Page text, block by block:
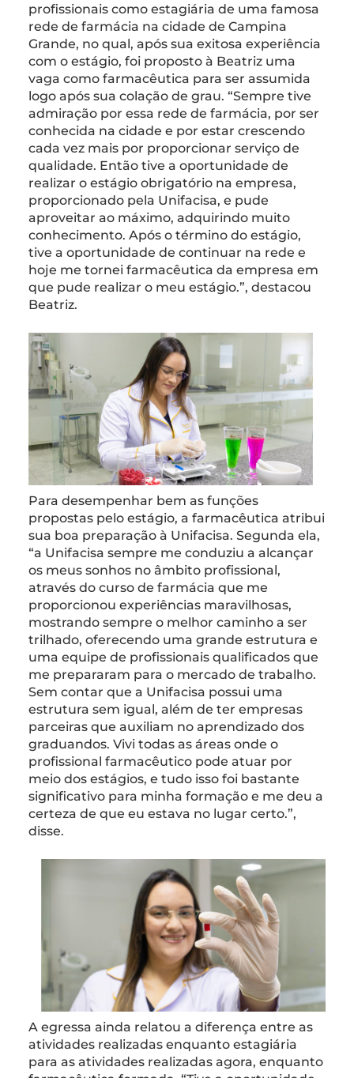
profissionais como estagiária de uma famosa
rede de farmácia na cidade de Campina
Grande, no qual, após sua exitosa experiência
com o estágio, foi proposto à Beatriz uma
vaga como farmacêutica para ser assumida
logo após sua colação de grau. “Sempre tive
admiração por essa rede de farmácia, por ser
conhecida na cidade e por estar crescendo
cada vez mais por proporcionar serviço de
qualidade. Então tive a oportunidade de
realizar o estágio obrigatório na empresa,
proporcionado pela Unifacisa, e pude
aproveitar ao máximo, adquirindo muito
conhecimento. Após o término do estágio,
tive a oportunidade de continuar na rede e
hoje me tornei farmacêutica da empresa em
que pude realizar o meu estágio.”, destacou
Beatriz.
Para desempenhar bem as funções
propostas pelo estágio, a farmacêutica atribui
sua boa preparação à Unifacisa. Segunda ela,
“a Unifacisa sempre me conduziu a alcançar
os meus sonhos no âmbito profissional,
através do curso de farmácia que me
proporcionou experiências maravilhosas,
mostrando sempre o melhor caminho a ser
trilhado, oferecendo uma grande estrutura e
uma equipe de profissionais qualificados que
me prepararam para o mercado de trabalho.
Sem contar que a Unifacisa possui uma
estrutura sem igual, além de ter empresas
parceiras que auxiliam no aprendizado dos
graduandos. Vivi todas as áreas onde o
profissional farmacêutico pode atuar por
meio dos estágios, e tudo isso foi bastante
significativo para minha formação e me deu a
certeza de que eu estava no lugar certo.”,
disse.
A egressa ainda relatou a diferença entre as
atividades realizadas enquanto estagiária
para as atividades realizadas agora, enquanto